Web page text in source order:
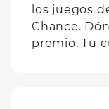
los juegos
Chance.
premio. Tu